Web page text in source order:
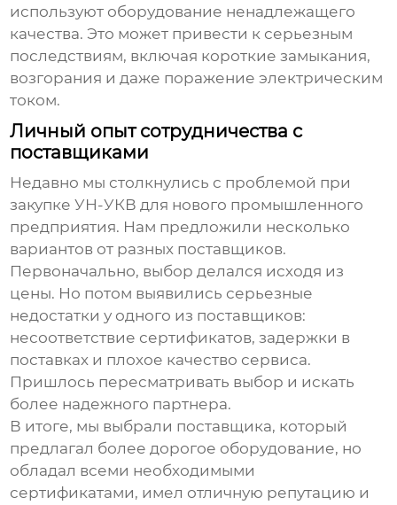
используют оборудование ненадлежащего
качества. Это может привести к серьезным
последствиям, включая короткие замыкания,
возгорания и даже поражение электрическим
током.
Личный опыт сотрудничества с
поставщиками
Недавно мы столкнулись с проблемой при
закупкеУН-УКВ для нового промышленного
предприятия. Нам предложили несколько
вариантов от разных поставщиков.
Первоначально, выбор делался исходя из
цены. Но потом выявились серьезные
недостатки у одного из поставщиков:
несоответствие сертификатов, задержки в
поставках и плохое качество сервиса.
Пришлось пересматривать выбор и искать
более надежного партнера.
В итоге, мы выбрали поставщика, который
предлагал более дорогое оборудование, но
обладал всеми необходимыми
сертификатами, имел отличную репутацию и